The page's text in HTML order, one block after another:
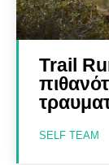
Trail
SELF TEAM